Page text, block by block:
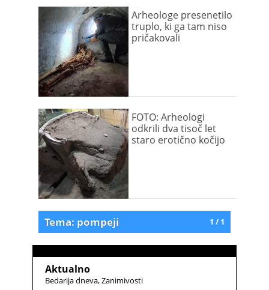
Arheologe presenetilo
truplo, ki ga tam niso
pričakovali
FOTO: Arheologi
odkrili dva tisoč let
staro erotično kočijo
1 / 1
Tema: pompeji
Aktualno
Bedarija dneva Zanimivosti